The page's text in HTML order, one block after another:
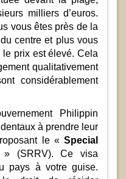
milliers d’euros.
vous êtes près de la
centre et plus vous
le prix est élevé. Cela
qualitativement
considérablement
Philippin
à prendre leur
le « Special
» (SRRV). Ce visa
pays à votre guise.